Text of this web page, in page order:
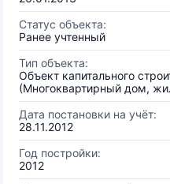
Статус объекта:
Ранее учтенный
Тип объекта:
Объект капитального
(Многоквартирный дом,
Дата постановки на учёт:
28.11.2012
Год постройки:
2012